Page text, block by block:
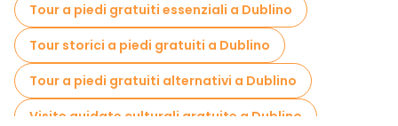
Tour a piedi gratuiti essenziali a Dublino
Tour storici a piedi gratuiti a Dublino
Tour a piedi gratuiti alternativi a Dublino
Visite guidate culturali gratuite a Dublino